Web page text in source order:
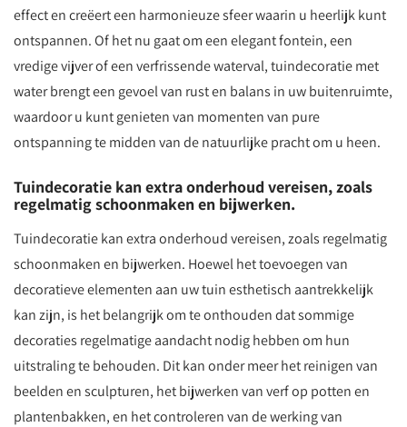
effect en creëert een harmonieuze sfeer waarin u heerlijk kunt
ontspannen. Of het nu gaat om een elegant fontein, een
vredige vijver of een verfrissende waterval, tuindecoratie met
water brengt een gevoel van rust en balans in uw buitenruimte,
waardoor u kunt genieten van momenten van pure
ontspanning te midden van de natuurlijke pracht om u heen.
Tuindecoratie kan extra onderhoud vereisen, zoals
regelmatig schoonmaken en bijwerken.
Tuindecoratie kan extra onderhoud vereisen, zoals regelmatig
schoonmaken en bijwerken. Hoewel het toevoegen van
decoratieve elementen aan uw tuin esthetisch aantrekkelijk
kan zijn, is het belangrijk om te onthouden dat sommige
decoraties regelmatige aandacht nodig hebben om hun
uitstraling te behouden. Dit kan onder meer het reinigen van
beelden en sculpturen, het bijwerken van verf op potten en
plantenbakken, en het controleren van de werking van